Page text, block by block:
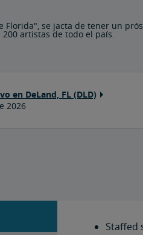
Florida", se jacta de tener un
artistas de todo el país.
en DeLand, FL (DLD)
2026
Staffed